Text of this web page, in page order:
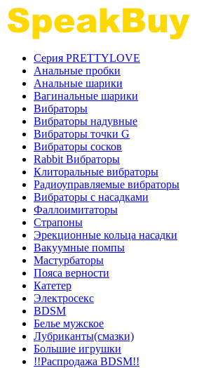
Серия PRETTYLOVE
Анальные пробки
Анальные шарики
Вагинальные шарики
Вибраторы
Вибраторы надувные
Вибраторы точки G
Вибраторы сосков
Rabbit Вибраторы
Клиторальные вибраторы
Радиоуправляемые вибраторы
Вибраторы с насадками
Фаллоимитаторы
Страпоны
Эрекционные кольца насадки
Вакуумные помпы
Мастурбаторы
Пояса верности
Катетер
Электросекс
BDSM
Белье мужское
Лубриканты(смазки)
Большие игрушки
!!Распродажа BDSM!!